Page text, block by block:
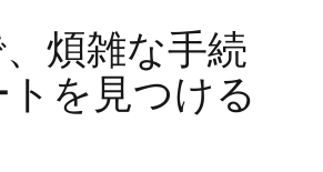
煩雑な手続
を見つける